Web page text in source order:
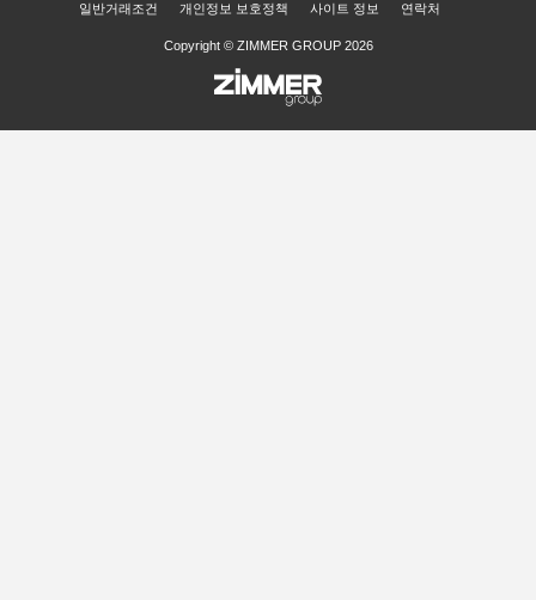
일반거래조건 개인정보 보호정책 사이트 정보 연락처
Copyright © ZIMMER GROUP 2026